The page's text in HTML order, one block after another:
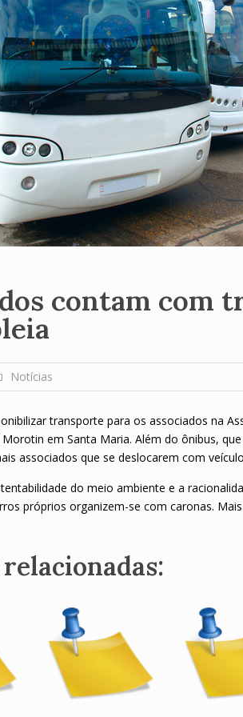
contam com
Notícias
transporte para os associados na
em Santa Maria. Além do ônibus,
associados que se deslocarem com
do meio ambiente e a
próprios organizem-se com caronas.